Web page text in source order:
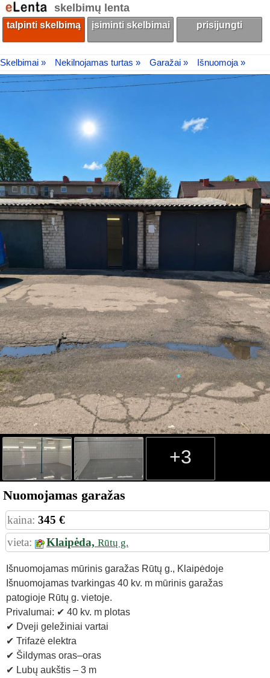
skelbimų lenta
talpinti skelbimą įsiminti skelbimai prisijungti
Skelbimai » Nekilnojamas turtas » Garažai » Išnuomoja »
+3
Nuomojamas garažas
kaina: 345 €
vieta:
Klaipėda, Rūtų g.
Išnuomojamas mūrinis garažas Rūtų g., Klaipėdoje
Išnuomojamas tvarkingas 40 kv. m mūrinis garažas
patogioje Rūtų g. vietoje.
Privalumai: ✔ 40 kv. m plotas
✔ Dveji geležiniai vartai
✔ Trifazė elektra
✔ Šildymas oras–oras
✔ Lubų aukštis – 3 m